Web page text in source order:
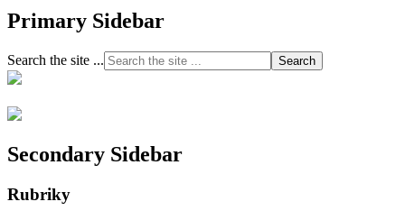
Primary Sidebar
Search the site ...
Secondary Sidebar
Rubriky